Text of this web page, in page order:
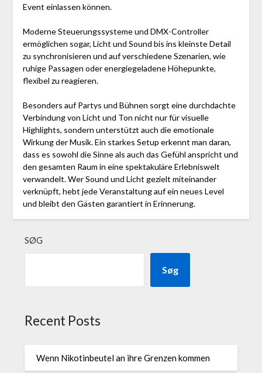
Event einlassen können.
Moderne Steuerungssysteme und DMX-Controller
ermöglichen sogar, Licht und Sound bis ins kleinste Detail
zu synchronisieren und auf verschiedene Szenarien, wie
ruhige Passagen oder energiegeladene Höhepunkte,
flexibel zu reagieren.
Besonders auf Partys und Bühnen sorgt eine durchdachte
Verbindung von Licht und Ton nicht nur für visuelle
Highlights, sondern unterstützt auch die emotionale
Wirkung der Musik. Ein starkes Setup erkennt man daran,
dass es sowohl die Sinne als auch das Gefühl anspricht und
den gesamten Raum in eine spektakuläre Erlebniswelt
verwandelt. Wer Sound und Licht gezielt miteinander
verknüpft, hebt jede Veranstaltung auf ein neues Level
und bleibt den Gästen garantiert in Erinnerung.
SØG
Søg
Recent Posts
Wenn Nikotinbeutel an ihre Grenzen kommen